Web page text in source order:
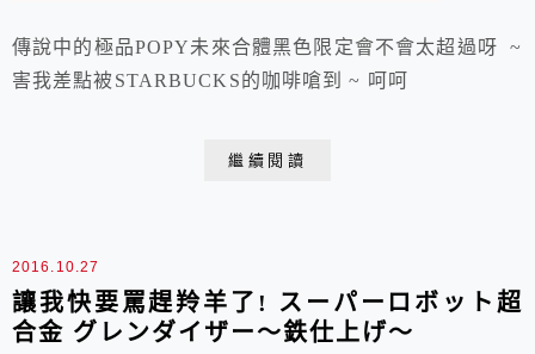
傳說中的極品POPY未來合體黑色限定會不會太超過呀 ~
害我差點被STARBUCKS的咖啡嗆到 ~ 呵呵
繼續閱讀
2016.10.27
讓我快要罵趕羚羊了! スーパーロボット超
合金 グレンダイザー～鉄仕上げ～